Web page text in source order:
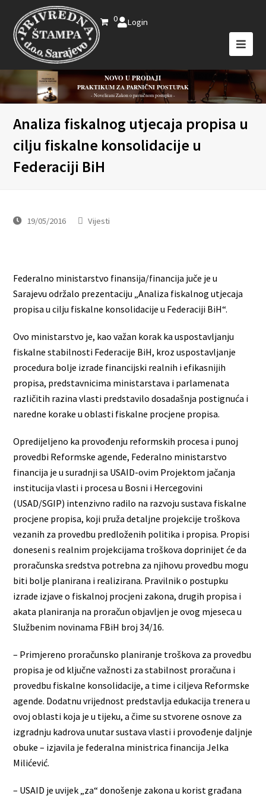
0 Login
NOVO U PRODAJI
PRAKTIKUM ZA PARNIČNI POSTUPAK
- Novelirani Zakon o parničnom postupku -
Analiza fiskalnog utjecaja propisa u
cilju fiskalne konsolidacije u
Federaciji BiH
19/05/2016 Vijesti
Federalno ministarstvo finansija/financija juče je u
Sarajevu održalo prezentaciju „Analiza fiskalnog utjecaja
propisa u cilju fiskalne konsolidacije u Federaciji BiH“.
Ovo ministarstvo je, kao važan korak ka uspostavljanju
fiskalne stabilnosti Federacije BiH, kroz uspostavljanje
procedura bolje izrade financijski realnih i efikasnijih
propisa, predstavnicima ministarstava i parlamenata
različitih razina vlasti predstavilo dosadašnja postignuća i
naredne korake u oblasti fiskalne procjene propisa.
Opredijeljeno ka provođenju reformskih procesa i punoj
provedbi Reformske agende, Federalno ministarstvo
financija je u suradnji sa USAID-ovim Projektom jačanja
institucija vlasti i procesa u Bosni i Hercegovini
(USAD/SGIP) intenzivno radilo na razvoju sustava fiskalne
procjene propisa, koji pruža detaljne projekcije troškova
vezanih za provedbu predloženih politika i propisa. Propisi
doneseni s realnim projekcijama troškova doprinijet će da
proračunska sredstva potrebna za njihovu provedbu mogu
biti bolje planirana i realizirana. Pravilnik o postupku
izrade izjave o fiskalnoj procjeni zakona, drugih propisa i
akata planiranja na proračun objavljen je ovog mjeseca u
Službenim novinama FBiH broj 34/16.
– Primjereno proračunsko planiranje troškova za provedbu
propisa je od ključne važnosti za stabilnost proračuna i
provedbu fiskalne konsolidacije, a time i ciljeva Reformske
agende. Dodatnu vrijednost predstavlja edukacija trenera u
ovoj oblasti koja je u tijeku, a čime su stvorene osnove za
izgradnju kadrova unutar sustava vlasti i provođenje daljnje
obuke – izjavila je federalna ministrica financija Jelka
Milićević.
– USAID je uvijek „za“ donošenje zakona u korist građana